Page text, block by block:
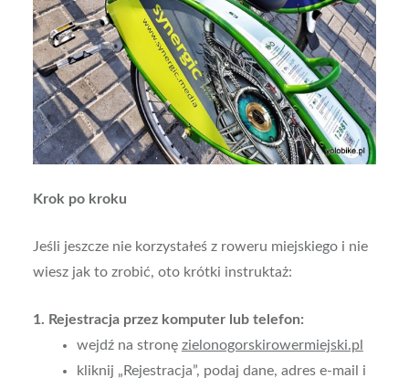
Krok po kroku
Jeśli jeszcze nie korzystałeś z roweru miejskiego i nie
wiesz jak to zrobić, oto krótki instruktaż:
1. Rejestracja przez komputer lub telefon:
wejdź na stronę zielonogorskirowermiejski.pl
kliknij „Rejestracja”, podaj dane, adres e-mail i